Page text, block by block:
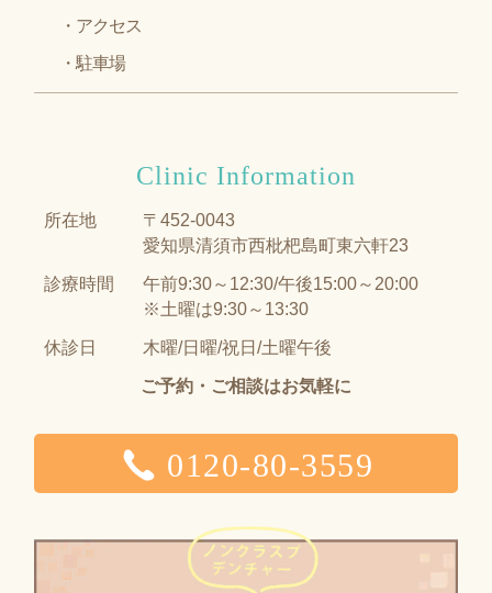
アクセス
駐車場
Clinic Information
所在地
〒452-0043
愛知県清須市西枇杷島町東六軒23
診療時間
午前9:30～12:30/午後15:00～20:00
※土曜は9:30～13:30
休診日 木曜/日曜/祝日/土曜午後
ご予約・ご相談はお気軽に
0120-80-3559